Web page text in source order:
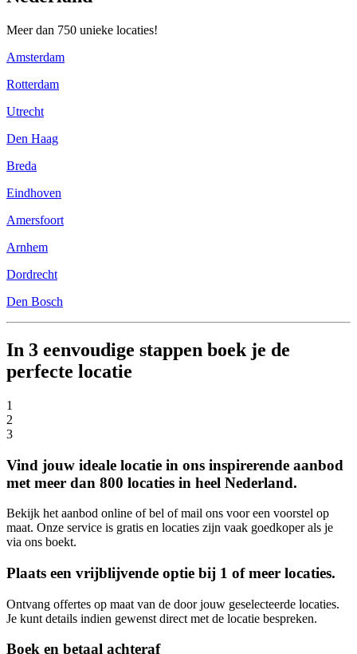
Meer dan 750 unieke locaties!
Amsterdam
Rotterdam
Utrecht
Den Haag
Breda
Eindhoven
Amersfoort
Arnhem
Dordrecht
Den Bosch
In 3 eenvoudige stappen boek je de
perfecte locatie
1
2
3
Vind jouw ideale locatie in ons inspirerende aanbod
met meer dan 800 locaties in heel Nederland.
Bekijk het aanbod online of bel of mail ons voor een voorstel op
maat. Onze service is gratis en locaties zijn vaak goedkoper als je
via ons boekt.
Plaats een vrijblijvende optie bij 1 of meer locaties.
Ontvang offertes op maat van de door jouw geselecteerde locaties.
Je kunt details indien gewenst direct met de locatie bespreken.
Boek en betaal achteraf